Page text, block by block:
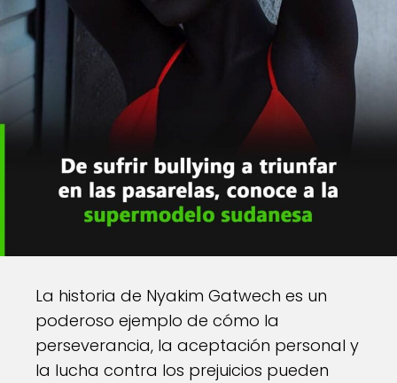
La historia de Nyakim Gatwech es un
poderoso ejemplo de cómo la
perseverancia, la aceptación personal y
la lucha contra los prejuicios pueden